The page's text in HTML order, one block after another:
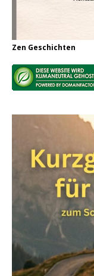
Zen Geschichten